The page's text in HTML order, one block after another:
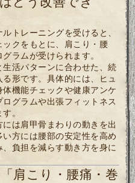
トレーニングを受けると、
クをもとに、肩こり・腰
ラムが受けられます。
活パターンに合わせた、続
形です。具体的には、ヒュ
機能チェックや健康アンケ
グラムや出張フィットネス
。
は肩甲骨まわりの動きを出
方には腰部の安定性を高め
負担を減らす動き方を身に
肩こり・腰痛・巻